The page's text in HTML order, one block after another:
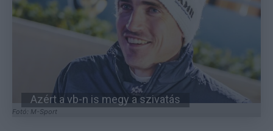
Fotó: M-Sport
Azért a vb-n is megy a szivatás